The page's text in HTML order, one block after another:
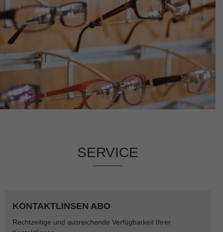
SERVICE
KONTAKTLINSEN ABO
Rechtzeitige und ausreichende Verfügbarkeit Ihrer